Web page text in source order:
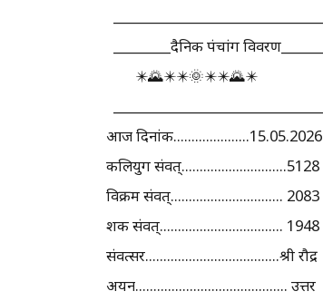
_________दैनिक पंचांग विवरण________
✴️🌄✴️✴️🌞✴️✴️🌄✴️
आज दिनांक.....................15.05.2026
कलियुग संवत्.............................5128
विक्रम संवत्............................... 2083
शक संवत्.................................. 1948
संवत्सर.....................................श्री रौद्र
अयन.......................................... उत्तर